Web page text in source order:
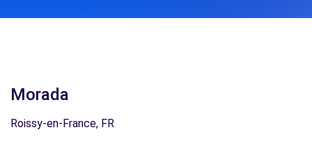
Morada
Roissy-en-France, FR